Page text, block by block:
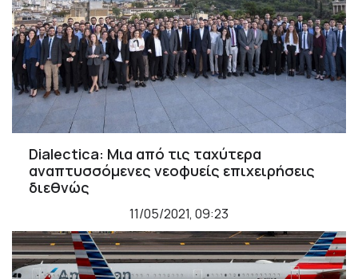
Dialectica: Μια από τις ταχύτερα
αναπτυσσόμενες νεοφυείς επιχειρήσεις
διεθνώς
11/05/2021, 09:23